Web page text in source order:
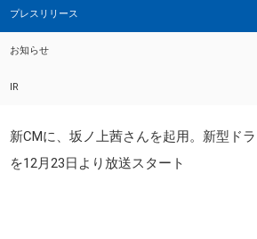
プレスリリース
お知らせ
IR
新CMに、坂ノ上茜さんを起用。新型ド
を12月23日より放送スタート